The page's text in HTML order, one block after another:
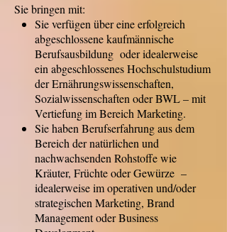
Sie bringen mit:
Sie verfügen über eine erfolgreich
abgeschlossene kaufmännische
Berufsausbildung oder idealerweise
ein abgeschlossenes Hochschulstudium
der Ernährungswissenschaften,
Sozialwissenschaften oder BWL – mit
Vertiefung im Bereich Marketing.
Sie haben Berufserfahrung aus dem
Bereich der natürlichen und
nachwachsenden Rohstoffe wie
Kräuter, Früchte oder Gewürze –
idealerweise im operativen und/oder
strategischen Marketing, Brand
Management oder Business